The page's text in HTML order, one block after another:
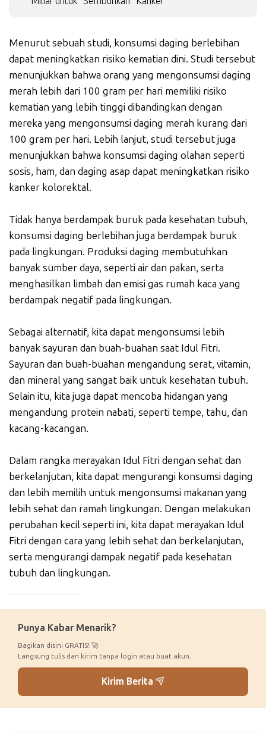
Menurut sebuah studi, konsumsi daging berlebihan
dapat meningkatkan risiko kematian dini. Studi tersebut
menunjukkan bahwa orang yang mengonsumsi daging
merah lebih dari 100 gram per hari memiliki risiko
kematian yang lebih tinggi dibandingkan dengan
mereka yang mengonsumsi daging merah kurang dari
100 gram per hari. Lebih lanjut, studi tersebut juga
menunjukkan bahwa konsumsi daging olahan seperti
sosis, ham, dan daging asap dapat meningkatkan risiko
kanker kolorektal.
Tidak hanya berdampak buruk pada kesehatan tubuh,
konsumsi daging berlebihan juga berdampak buruk
pada lingkungan. Produksi daging membutuhkan
banyak sumber daya, seperti air dan pakan, serta
menghasilkan limbah dan emisi gas rumah kaca yang
berdampak negatif pada lingkungan.
Sebagai alternatif, kita dapat mengonsumsi lebih
banyak sayuran dan buah-buahan saat Idul Fitri.
Sayuran dan buah-buahan mengandung serat, vitamin,
dan mineral yang sangat baik untuk kesehatan tubuh.
Selain itu, kita juga dapat mencoba hidangan yang
mengandung protein nabati, seperti tempe, tahu, dan
kacang-kacangan.
Dalam rangka merayakan Idul Fitri dengan sehat dan
berkelanjutan, kita dapat mengurangi konsumsi daging
dan lebih memilih untuk mengonsumsi makanan yang
lebih sehat dan ramah lingkungan. Dengan melakukan
perubahan kecil seperti ini, kita dapat merayakan Idul
Fitri dengan cara yang lebih sehat dan berkelanjutan,
serta mengurangi dampak negatif pada kesehatan
tubuh dan lingkungan.
Punya Kabar Menarik?
Bagikan disini GRATIS! 🚀
Langsung tulis dan kirim tanpa login atau buat akun.
Kirim Berita